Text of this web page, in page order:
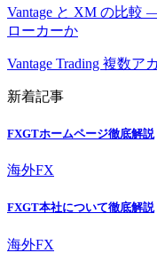
Vantage と XM の比較
ローカーか
Vantage Trading 複数ア
新着記事
FXGTホームページ徹底解説
海外FX
FXGT本社について徹底解説
海外FX